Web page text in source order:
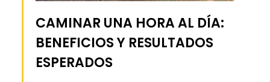
CAMINAR UNA HORA AL DÍA:
BENEFICIOS Y RESULTADOS
ESPERADOS